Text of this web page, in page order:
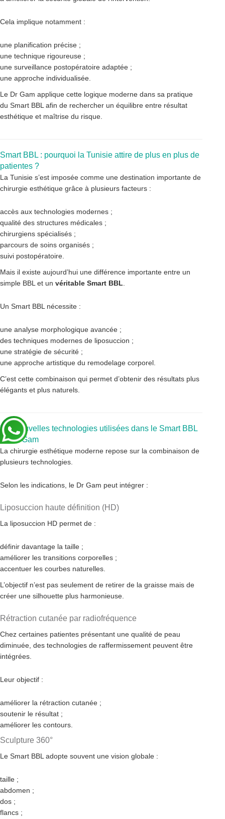
Cela implique notamment :
une planification précise ;
une technique rigoureuse ;
une surveillance postopératoire adaptée ;
une approche individualisée.
Le Dr Gam applique cette logique moderne dans sa pratique
du Smart BBL afin de rechercher un équilibre entre résultat
esthétique et maîtrise du risque.
Smart BBL : pourquoi la Tunisie attire de plus en plus de
patientes ?
La Tunisie s’est imposée comme une destination importante de
chirurgie esthétique grâce à plusieurs facteurs :
accès aux technologies modernes ;
qualité des structures médicales ;
chirurgiens spécialisés ;
parcours de soins organisés ;
suivi postopératoire.
Mais il existe aujourd’hui une différence importante entre un
simple BBL et un véritable Smart BBL
Un Smart BBL nécessite :
une analyse morphologique avancée ;
des techniques modernes de liposuccion ;
une stratégie de sécurité ;
une approche artistique du remodelage corporel.
C’est cette combinaison qui permet d’obtenir des résultats plus
élégants et plus naturels.
Les nouvelles technologies utilisées dans le Smart BBL
du Dr Gam
La chirurgie esthétique moderne repose sur la combinaison de
plusieurs technologies.
Selon les indications, le Dr Gam peut intégrer :
Liposuccion haute définition (HD)
La liposuccion HD permet de :
définir davantage la taille ;
améliorer les transitions corporelles ;
accentuer les courbes naturelles.
L’objectif n’est pas seulement de retirer de la graisse mais de
créer une silhouette plus harmonieuse.
Rétraction cutanée par radiofréquence
Chez certaines patientes présentant une qualité de peau
diminuée, des technologies de raffermissement peuvent être
intégrées.
Leur objectif :
améliorer la rétraction cutanée ;
soutenir le résultat ;
améliorer les contours.
Sculpture 360°
Le Smart BBL adopte souvent une vision globale :
taille ;
abdomen ;
dos ;
flancs ;